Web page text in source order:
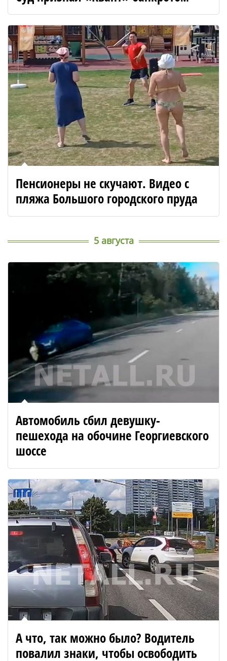
Пенсионеры не скучают. Видео с
пляжа Большого городского пруда
5 августа
Автомобиль сбил девушку-
пешехода на обочине Георгиевского
шоссе
А что, так можно было? Водитель
повалил знаки, чтобы освободить